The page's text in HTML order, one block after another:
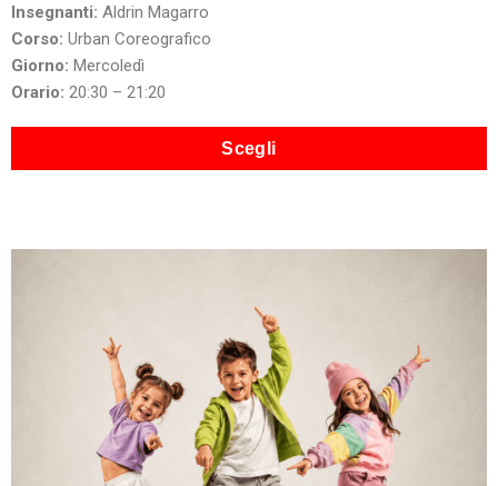
Insegnanti: Aldrin Magarro
Corso: Urban Coreografico
Giorno: Mercoledì
Orario: 20:30 – 21:20
Scegli